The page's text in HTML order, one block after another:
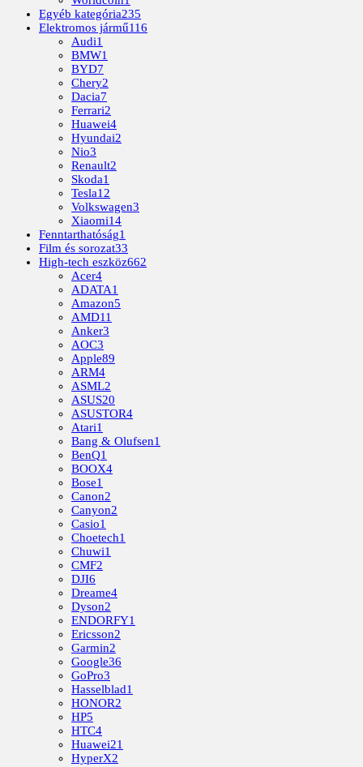
Egyéb kategória235
Elektromos jármű116
Audi1
BMW1
BYD7
Chery2
Dacia7
Ferrari2
Huawei4
Hyundai2
Nio3
Renault2
Skoda1
Tesla12
Volkswagen3
Xiaomi14
Fenntarthatóság1
Film és sorozat33
High-tech eszköz662
Acer4
ADATA1
Amazon5
AMD11
Anker3
AOC3
Apple89
ARM4
ASML2
ASUS20
ASUSTOR4
Atari1
Bang & Olufsen1
BenQ1
BOOX4
Bose1
Canon2
Canyon2
Casio1
Choetech1
Chuwi1
CMF2
DJI6
Dreame4
Dyson2
ENDORFY1
Ericsson2
Garmin2
Google36
GoPro3
Hasselblad1
HONOR2
HP5
HTC4
Huawei21
HyperX2